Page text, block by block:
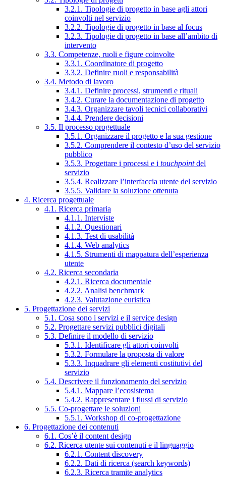
3.2.1. Tipologie di progetto in base agli attori
coinvolti nel servizio
3.2.2. Tipologie di progetto in base al focus
3.2.3. Tipologie di progetto in base all’ambito di
intervento
3.3. Competenze, ruoli e figure coinvolte
3.3.1. Coordinatore di progetto
3.3.2. Definire ruoli e responsabilità
3.4. Metodo di lavoro
3.4.1. Definire processi, strumenti e rituali
3.4.2. Curare la documentazione di progetto
3.4.3. Organizzare tavoli tecnici collaborativi
3.4.4. Prendere decisioni
3.5. Il processo progettuale
3.5.1. Organizzare il progetto e la sua gestione
3.5.2. Comprendere il contesto d’uso del servizio
pubblico
3.5.3. Progettare i processi e i touchpointdel
servizio
3.5.4. Realizzare l’interfaccia utente del servizio
3.5.5. Validare la soluzione ottenuta
4. Ricerca progettuale
4.1. Ricerca primaria
4.1.1. Interviste
4.1.2. Questionari
4.1.3. Test di usabilità
4.1.4. Web analytics
4.1.5. Strumenti di mappatura dell’esperienza
utente
4.2. Ricerca secondaria
4.2.1. Ricerca documentale
4.2.2. Analisi benchmark
4.2.3. Valutazione euristica
5. Progettazione dei servizi
5.1. Cosa sono i servizi e il service design
5.2. Progettare servizi pubblici digitali
5.3. Definire il modello di servizio
5.3.1. Identificare gli attori coinvolti
5.3.2. Formulare la proposta di valore
5.3.3. Inquadrare gli elementi costitutivi del
servizio
5.4. Descrivere il funzionamento del servizio
5.4.1. Mappare l’ecosistema
5.4.2. Rappresentare i flussi di servizio
5.5. Co-progettare le soluzioni
5.5.1. Workshop di co-progettazione
6. Progettazione dei contenuti
6.1. Cos’è il content design
6.2. Ricerca utente sui contenuti e il linguaggio
6.2.1. Content discovery
6.2.2. Dati di ricerca (search keywords)
6.2.3. Ricerca tramite analytics